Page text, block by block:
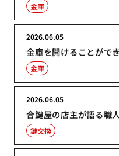
金庫
金庫を開けることがで
2026.06.05
金庫
合鍵屋の店主が語る職
2026.06.05
鍵交換